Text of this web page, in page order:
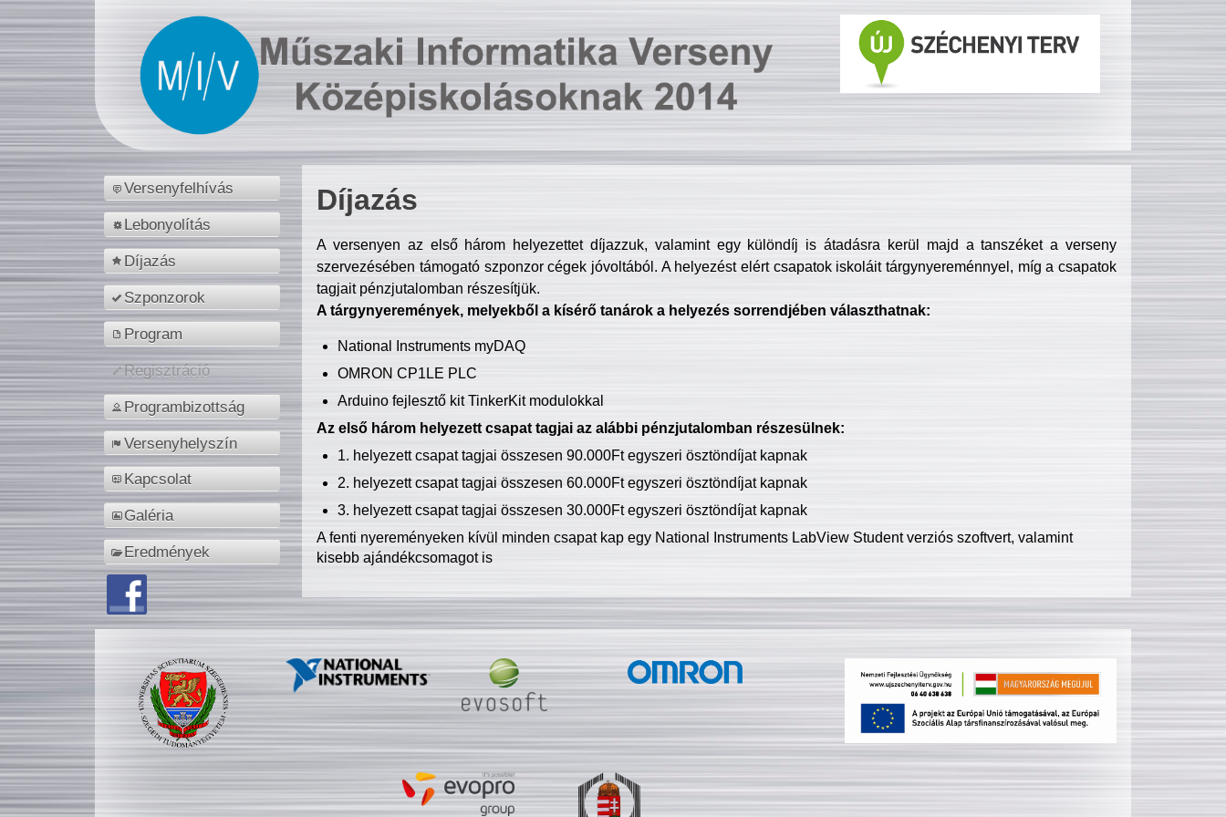
Versenyfelhívás
Lebonyolítás
Díjazás
Szponzorok
Program
Regisztráció
Programbizottság
Versenyhelyszín
Kapcsolat
Galéria
Eredmények
Díjazás
A versenyen az első három helyezettet díjazzuk, valamint egy különdíj is átadásra kerül majd a tanszéket a verseny
szervezésében támogató szponzor cégek jóvoltából. A helyezést elért csapatok iskoláit tárgynyereménnyel, míg a csapatok
tagjait pénzjutalomban részesítjük.
A tárgynyeremények, melyekből a kísérő tanárok a helyezés sorrendjében választhatnak:
National Instruments myDAQ
OMRON CP1LE PLC
Arduino fejlesztő kit TinkerKit modulokkal
Az első három helyezett csapat tagjai az alábbi pénzjutalomban részesülnek:
1. helyezett csapat tagjai összesen 90.000Ft egyszeri ösztöndíjat kapnak
2. helyezett csapat tagjai összesen 60.000Ft egyszeri ösztöndíjat kapnak
3. helyezett csapat tagjai összesen 30.000Ft egyszeri ösztöndíjat kapnak
A fenti nyereményeken kívül minden csapat kap egy National Instruments LabView Student verziós szoftvert, valamint
kisebb ajándékcsomagot is